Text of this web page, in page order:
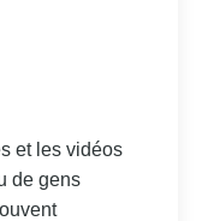
et les vidéos
de gens